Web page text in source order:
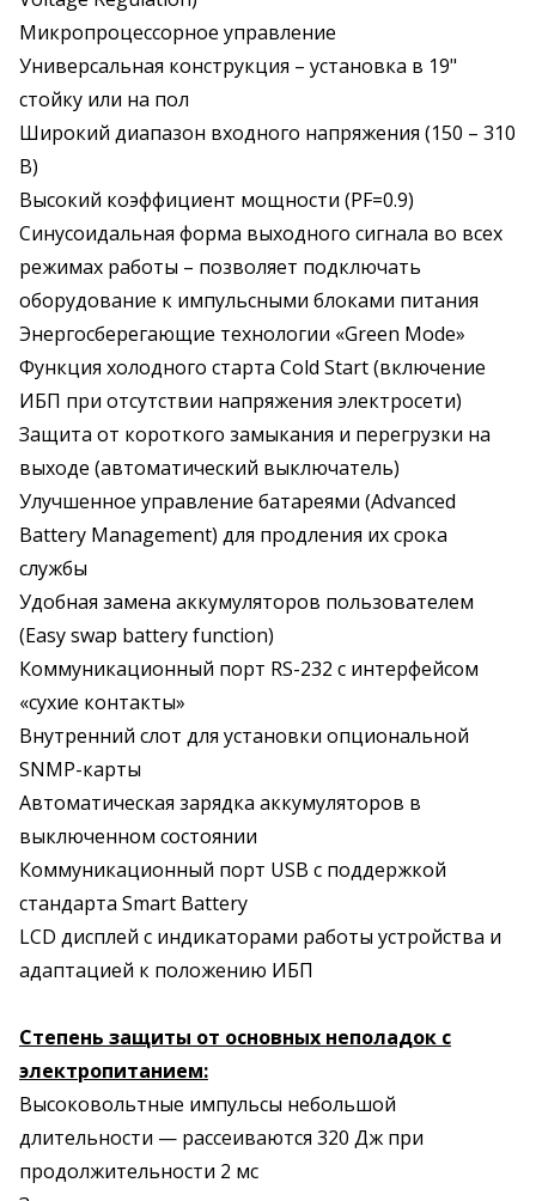
Микропроцессорное управление
Универсальная конструкция – установка в 19"
стойку или на пол
Широкий диапазон входного напряжения (150 – 310
В)
Высокий коэффициент мощности (PF=0.9)
Синусоидальная форма выходного сигнала во всех
режимах работы – позволяет подключать
оборудование к импульсными блоками питания
Энергосберегающие технологии «Green Mode»
Функция холодного старта Cold Start (включение
ИБП при отсутствии напряжения электросети)
Защита от короткого замыкания и перегрузки на
выходе (автоматический выключатель)
Улучшенное управление батареями (Advanced
Battery Management) для продления их срока
службы
Удобная замена аккумуляторов пользователем
(Easy swap battery function)
Коммуникационный порт RS-232 с интерфейсом
«сухие контакты»
Внутренний слот для установки опциональной
SNMP-карты
Автоматическая зарядка аккумуляторов в
выключенном состоянии
Коммуникационный порт USB с поддержкой
стандарта Smart Battery
LCD дисплей с индикаторами работы устройства и
адаптацией к положению ИБП
Степень защиты от основных неполадок с
электропитанием:
Высоковольтные импульсы небольшой
длительности — рассеиваются 320 Дж при
продолжительности 2 мс